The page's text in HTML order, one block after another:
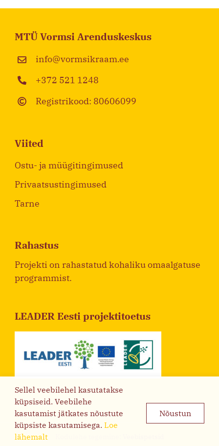
MTÜ Vormsi Arenduskeskus
info@vormsikraam.ee
+372 521 1248
Registrikood: 80606099
Viited
Ostu- ja müügitingimused
Privaatsustingimused
Tarne
Rahastus
Projekti on rahastatud kohaliku omaalgatuse
programmist.
LEADER Eesti projektitoetus
Sellel veebilehel kasutatakse
küpsiseid. Veebilehe
kasutamist jätkates nõustute
küpsiste kasutamisega. Loe
lähemalt
Nõustun